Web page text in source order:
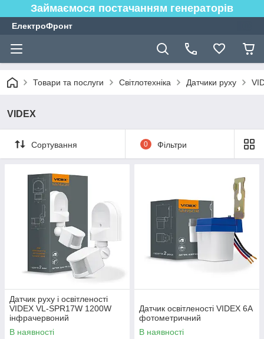
Займаємося постачанням генераторів
ЕлектроФронт
Товари та послуги Світлотехніка Датчики руху
VIDEX
Сортування 0 Фільтри
Датчик руху і освітленості
VIDEX VL-SPR17W 1200W
інфрачервоний
В наявності
Датчик освітленості VIDEX 6A
фотометричний
В наявності